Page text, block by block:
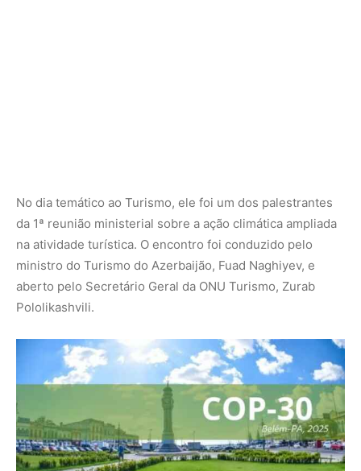
No dia temático ao Turismo, ele foi um dos palestrantes
da 1ª reunião ministerial sobre a ação climática ampliada
na atividade turística. O encontro foi conduzido pelo
ministro do Turismo do Azerbaijão, Fuad Naghiyev, e
aberto pelo Secretário Geral da ONU Turismo, Zurab
Pololikashvili.